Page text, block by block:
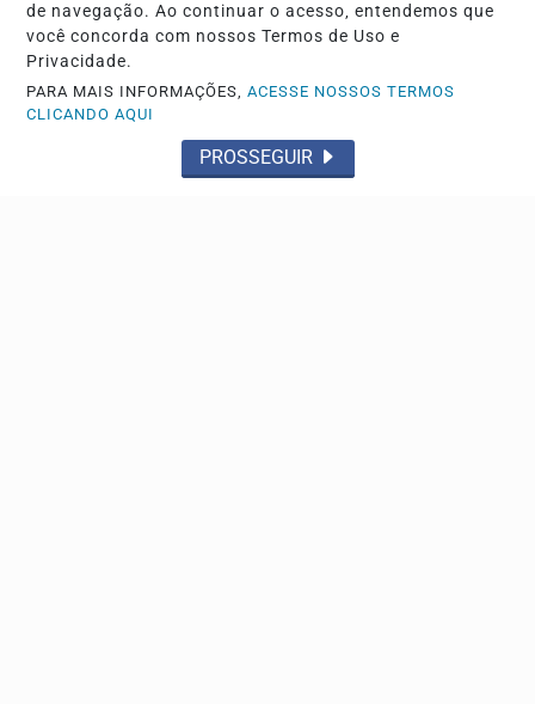
Aluna medalhista de ouro em olimpíada de
matemática é homenageada
Helena Beatriz Souza é aluna da Escola Estadual Homero
Alves
de navegação. Ao continuar o acesso, entendemos que
você concorda com nossos Termos de Uso e
Privacidade.
PARA MAIS INFORMAÇÕES,ACESSE NOSSOS TERMOS
CLICANDO AQUI
PROSSEGUIR